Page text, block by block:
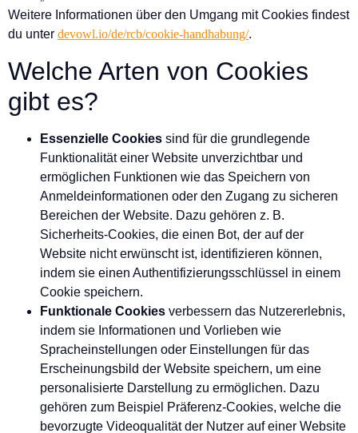
Weitere Informationen über den Umgang mit Cookies findest
du unter devowl.io/de/rcb/cookie-handhabung/.
Welche Arten von Cookies
gibt es?
Essenzielle Cookies sind für die grundlegende
Funktionalität einer Website unverzichtbar und
ermöglichen Funktionen wie das Speichern von
Anmeldeinformationen oder den Zugang zu sicheren
Bereichen der Website. Dazu gehören z. B.
Sicherheits-Cookies, die einen Bot, der auf der
Website nicht erwünscht ist, identifizieren können,
indem sie einen Authentifizierungsschlüssel in einem
Cookie speichern.
Funktionale Cookies verbessern das Nutzererlebnis,
indem sie Informationen und Vorlieben wie
Spracheinstellungen oder Einstellungen für das
Erscheinungsbild der Website speichern, um eine
personalisierte Darstellung zu ermöglichen. Dazu
gehören zum Beispiel Präferenz-Cookies, welche die
bevorzugte Videoqualität der Nutzer auf einer Website